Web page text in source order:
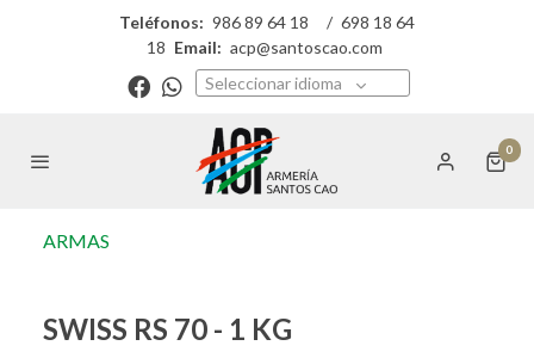
Teléfonos: 986 89 64 18 / 698 18 64
18 Email: acp@santoscao.com
Seleccionar idioma
0
ARMAS
SWISS RS 70 - 1 KG